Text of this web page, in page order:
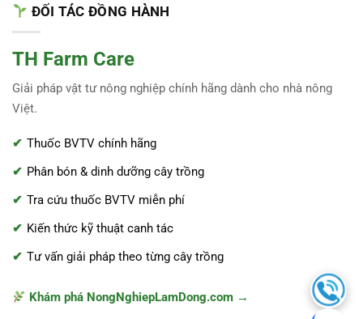
ĐỐI TÁC ĐỒNG HÀNH
TH Farm Care
Giải pháp vật tư nông nghiệp chính hãng dành cho nhà nông
Việt.
Thuốc BVTV chính hãng
Phân bón & dinh dưỡng cây trồng
Tra cứu thuốc BVTV miễn phí
Kiến thức kỹ thuật canh tác
Tư vấn giải pháp theo từng cây trồng
Khám phá NongNghiepLamDong.com →